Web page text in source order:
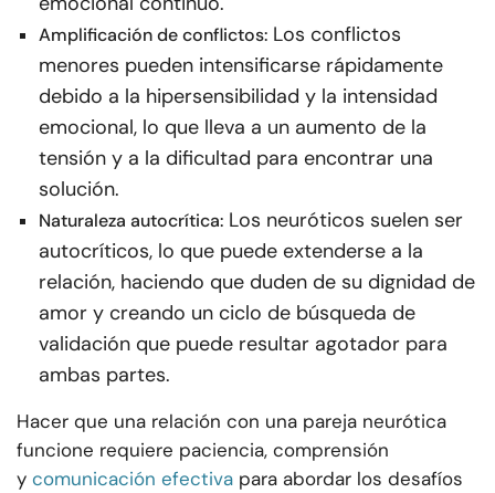
Amplificación de conflictos: Los conflictos
menores pueden intensificarse rápidamente
debido a la hipersensibilidad y la intensidad
emocional, lo que lleva a un aumento de la
tensión y a la dificultad para encontrar una
solución.
Naturaleza autocrítica: Los neuróticos suelen ser
autocríticos, lo que puede extenderse a la
relación, haciendo que duden de su dignidad de
amor y creando un ciclo de búsqueda de
validación que puede resultar agotador para
ambas partes.
Hacer que una relación con una pareja neurótica
funcione requiere paciencia, comprensión
y comunicación efectiva para abordar los desafíos